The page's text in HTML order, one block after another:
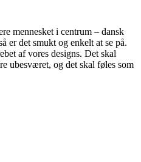
mennesket i centrum – dansk
er det smukt og enkelt at se på.
af vores designs. Det skal
ubesværet, og det skal føles som